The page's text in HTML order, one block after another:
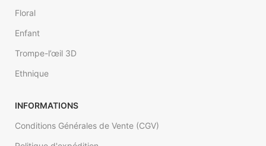
Floral
Enfant
Trompe-l’œil 3D
Ethnique
INFORMATIONS
Conditions Générales de Vente (CGV)